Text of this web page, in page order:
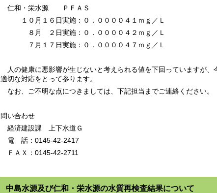
仁和・栄水源 ＰＦＡＳ
１０月１６日実施：０．００００４１ｍｇ／Ｌ
８月 ２日実施：０．００００４２ｍｇ／Ｌ
７月１７日実施：０．００００４７ｍｇ／Ｌ
人の健康に悪影響が生じないと考えられる値を下回っていますが、
適切な対応をとって参ります。
なお、ご不明な点につきましては、下記担当までご連絡ください。
問い合わせ
経済建設課 上下水道Ｇ
電 話：0145-42-2417
ＦＡＸ：0145-42-2711
中島水源及び仁和・栄水源の水質再検査結果について